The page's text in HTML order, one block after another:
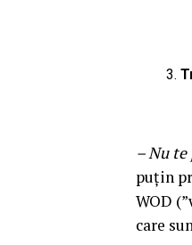
– Nu
puțin
WOD
care